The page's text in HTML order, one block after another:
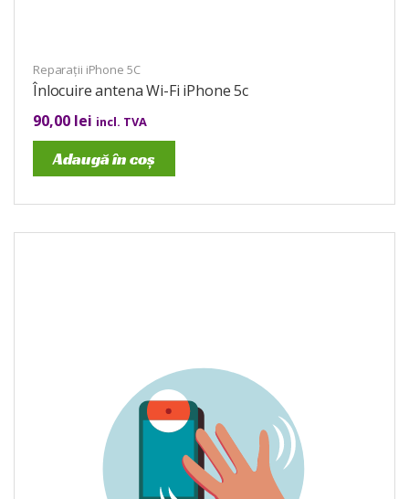
Reparații iPhone 5C
Înlocuire antena Wi-Fi iPhone 5c
90,00 lei incl. TVA
Adaugă în coș